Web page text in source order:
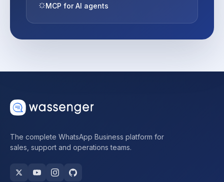
MCP for AI agents
The complete WhatsApp Business platform for
sales, support and operations teams.